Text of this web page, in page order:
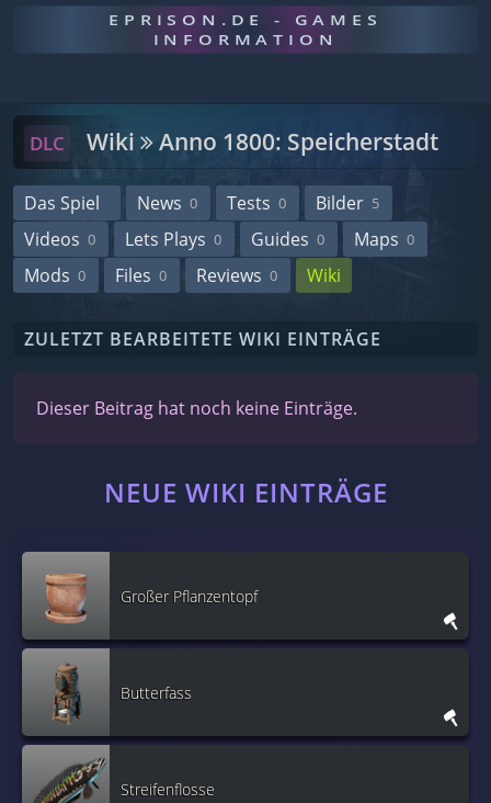
EPRISON.DE - GAMES
INFORMATION
DLC Wiki Anno 1800: Speicherstadt
Das Spiel News 0 Tests 0 Bilder 5
Videos 0 Lets Plays 0 Guides 0 Maps 0
Mods 0 Files 0 Reviews 0 Wiki
ZULETZT BEARBEITETE WIKI EINTRÄGE
Dieser Beitrag hat noch keine Einträge.
NEUE WIKI EINTRÄGE
Großer Pflanzentopf
Butterfass
Streifenflosse